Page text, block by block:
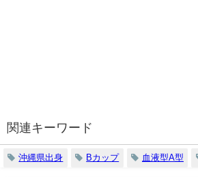
関連キーワード
沖縄県出身 Bカップ 血液型A型